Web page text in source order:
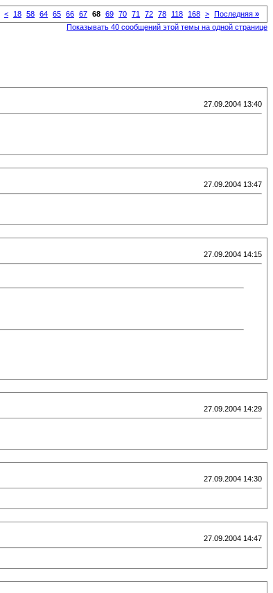
< 18 58 64 65 66 67 68 69 70 71 72 78 118 168 > Последняя »
Показывать 40 сообщений этой темы на одной странице
27.09.2004 13:40
27.09.2004 13:47
27.09.2004 14:15
27.09.2004 14:29
27.09.2004 14:30
27.09.2004 14:47